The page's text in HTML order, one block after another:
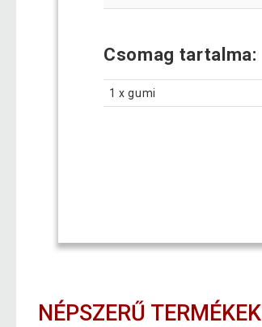
Csomag tartalma:
1 x gumi
NÉPSZERŰ TERMÉKEK